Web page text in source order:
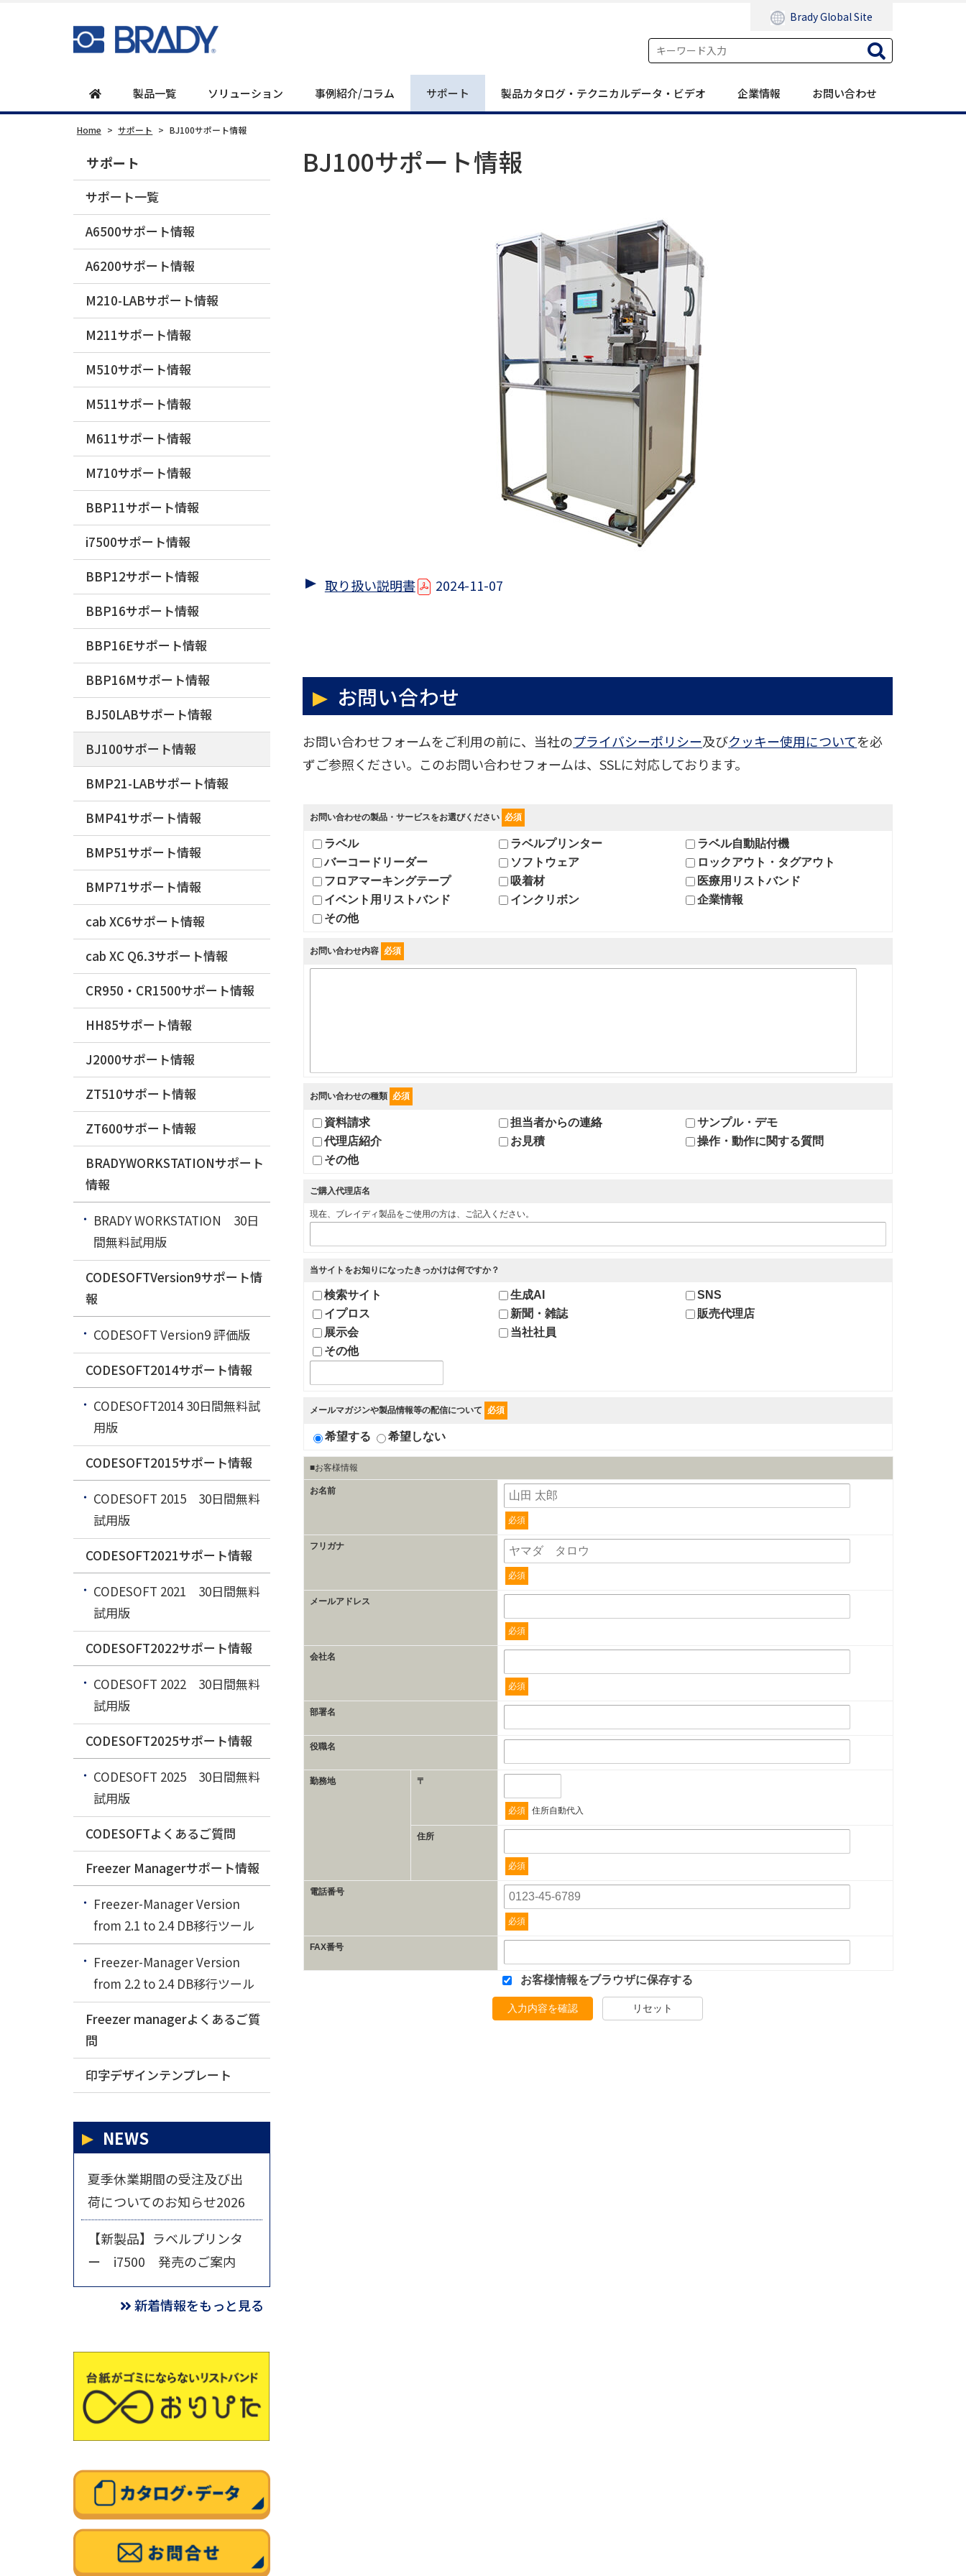
Brady Global Site
製品一覧 ソリューション 事例紹介/コラム サポート 製品カタログ・テクニカルデータ・ビデオ 企業情報 お問い合わせ
Home > サポート > BJ100サポート情報
BJ100サポート情報
取り扱い説明書 2024-11-07
お問い合わせ
お問い合わせフォームをご利用の前に、当社のプライバシーポリシー及びクッキー使用についてを必
ずご参照ください。このお問い合わせフォームは、SSLに対応しております。
お問い合わせの製品・サービスをお選びください 必須
ラベル ラベルプリンター
ラベル自動貼付機
バーコードリーダー
ソフトウェア
ロックアウト・タグアウト
フロアマーキングテープ
吸着材
医療用リストバンド
イベント用リストバンド
インクリボン
企業情報
その他
お問い合わせ内容 必須
お問い合わせの種類 必須
資料請求 担当者からの連絡
サンプル・デモ
代理店紹介
お見積
操作・動作に関する質問
その他
ご購入代理店名
現在、ブレイディ製品をご使用の方は、ご記入ください。
当サイトをお知りになったきっかけは何ですか？
検索サイト 生成AI
SNS
イプロス
新聞・雑誌
販売代理店
展示会
当社社員
その他
メールマガジンや製品情報等の配信について 必須
希望する 希望しない
■お客様情報
お名前
必須
フリガナ
必須
メールアドレス
必須
会社名
必須
部署名
役職名
勤務地 〒
必須 住所自動代入
住所
必須
電話番号
必須
FAX番号
お客様情報をブラウザに保存する
入力内容を確認 リセット
サポート
サポート一覧
A6500サポート情報
A6200サポート情報
M210-LABサポート情報
M211サポート情報
M510サポート情報
M511サポート情報
M611サポート情報
M710サポート情報
BBP11サポート情報
i7500サポート情報
BBP12サポート情報
BBP16サポート情報
BBP16Eサポート情報
BBP16Mサポート情報
BJ50LABサポート情報
BJ100サポート情報
BMP21-LABサポート情報
BMP41サポート情報
BMP51サポート情報
BMP71サポート情報
cab XC6サポート情報
cab XC Q6.3サポート情報
CR950・CR1500サポート情報
HH85サポート情報
J2000サポート情報
ZT510サポート情報
ZT600サポート情報
BRADYWORKSTATIONサポート
情報
BRADY WORKSTATION 30日
間無料試用版
CODESOFTVersion9サポート情
報
CODESOFT Version9 評価版
CODESOFT2014サポート情報
CODESOFT2014 30日間無料試
用版
CODESOFT2015サポート情報
CODESOFT 2015 30日間無料
試用版
CODESOFT2021サポート情報
CODESOFT 2021 30日間無料
試用版
CODESOFT2022サポート情報
CODESOFT 2022 30日間無料
試用版
CODESOFT2025サポート情報
CODESOFT 2025 30日間無料
試用版
CODESOFTよくあるご質問
Freezer Managerサポート情報
Freezer-Manager Version
from 2.1 to 2.4 DB移行ツール
Freezer-Manager Version
from 2.2 to 2.4 DB移行ツール
Freezer managerよくあるご質
問
印字デザインテンプレート
NEWS
夏季休業期間の受注及び出
荷についてのお知らせ2026
【新製品】ラベルプリンタ
ー i7500 発売のご案内
新着情報をもっと見る